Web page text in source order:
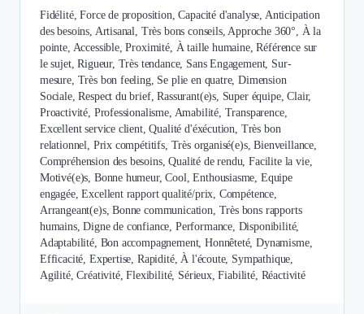
Fidélité, Force de proposition, Capacité d'analyse, Anticipation
des besoins, Artisanal, Très bons conseils, Approche 360°, À la
pointe, Accessible, Proximité, À taille humaine, Référence sur
le sujet, Rigueur, Très tendance, Sans Engagement, Sur-
mesure, Très bon feeling, Se plie en quatre, Dimension
Sociale, Respect du brief, Rassurant(e)s, Super équipe, Clair,
Proactivité, Professionalisme, Amabilité, Transparence,
Excellent service client, Qualité d'éxécution, Très bon
relationnel, Prix compétitifs, Très organisé(e)s, Bienveillance,
Compréhension des besoins, Qualité de rendu, Facilite la vie,
Motivé(e)s, Bonne humeur, Cool, Enthousiasme, Equipe
engagée, Excellent rapport qualité/prix, Compétence,
Arrangeant(e)s, Bonne communication, Très bons rapports
humains, Digne de confiance, Performance, Disponibilité,
Adaptabilité, Bon accompagnement, Honnêteté, Dynamisme,
Efficacité, Expertise, Rapidité, À l'écoute, Sympathique,
Agilité, Créativité, Flexibilité, Sérieux, Fiabilité, Réactivité